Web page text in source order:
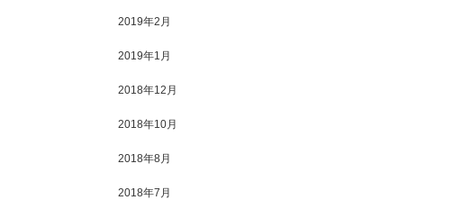
2019年2月
2019年1月
2018年12月
2018年10月
2018年8月
2018年7月